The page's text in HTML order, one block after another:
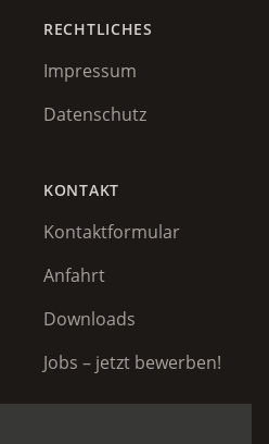
RECHTLICHES
Impressum
Datenschutz
KONTAKT
Kontaktformular
Anfahrt
Downloads
Jobs – jetzt bewerben!